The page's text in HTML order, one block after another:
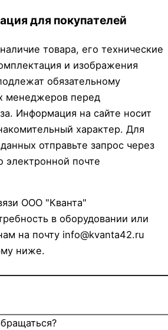
для покупателей
товара, его технические
и изображения
обязательному
менеджеров перед
Информация на сайте носит
характер. Для
отправьте запрос через
почте
ООО "Кванта"
в оборудовании или
на почту info@kvanta42.ru
ниже.